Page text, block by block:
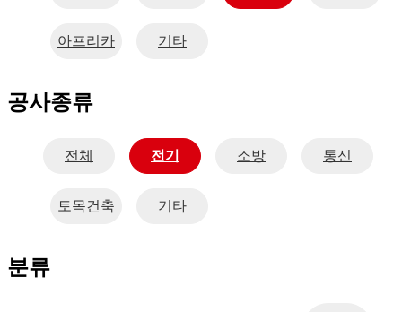
아프리카 기타
공사종류
전체 전기 소방 통신
토목건축 기타
분류